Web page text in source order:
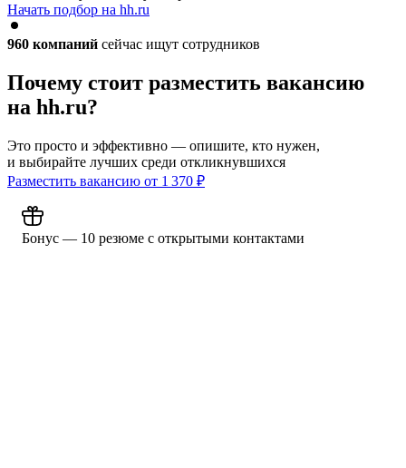
Начать подбор на hh.ru
960 компаний сейчас ищут сотрудников
Почему стоит разместить вакансию
на hh.ru?
Это просто и эффективно — опишите, кто нужен,
и выбирайте лучших среди откликнувшихся
Разместить вакансию от 1 370 ₽
Бонус — 10 резюме с открытыми контактами